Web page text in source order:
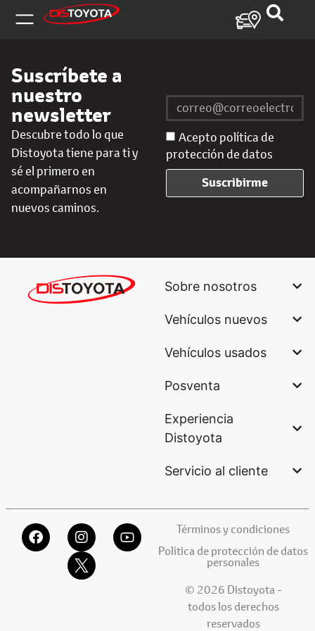
Suscríbete a
nuestro
newsletter
Descubre todo lo que
Distoyota tiene para ti y
sé el primero en
acompañarnos en
nuevos caminos.
Acepto política de
protección de datos
Suscribirme
Sobre nosotros
Vehículos nuevos
Vehículos usados
Posventa
Experiencia
Distoyota
Servicio al cliente
Términos y condiciones
Política de protección de datos
personales
© 2026 Distoyota -
todos los derechos
reservados